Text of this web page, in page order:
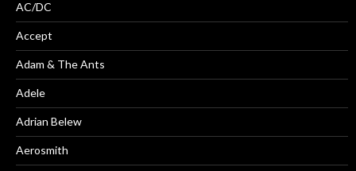
AC/DC
Accept
Adam & The Ants
Adele
Adrian Belew
Aerosmith